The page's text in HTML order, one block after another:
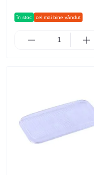
în stoc cel mai bine vândut